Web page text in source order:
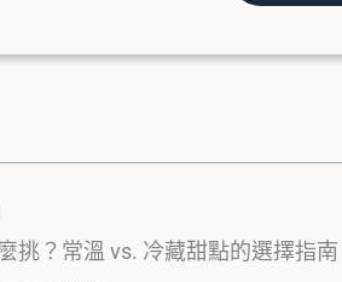
挑？常溫 vs. 冷藏甜點的選擇指南